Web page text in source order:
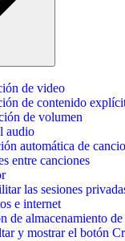
de video
de contenido
de volumen
audio
automática de
entre canciones
las sesiones
e internet
de almacenamiento
y mostrar el botón